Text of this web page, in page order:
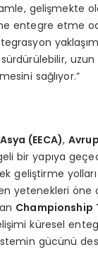
gelişmekte
etme
sağlıyor.”
(EECA),
bir yapıya
geliştirme
yetenekleri öne
Championship
küresel
gücünü